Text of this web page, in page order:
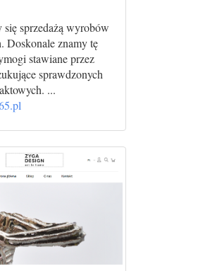
się sprzedażą wyrobów
Doskonale znamy tę
stawiane przez
sprawdzonych
...